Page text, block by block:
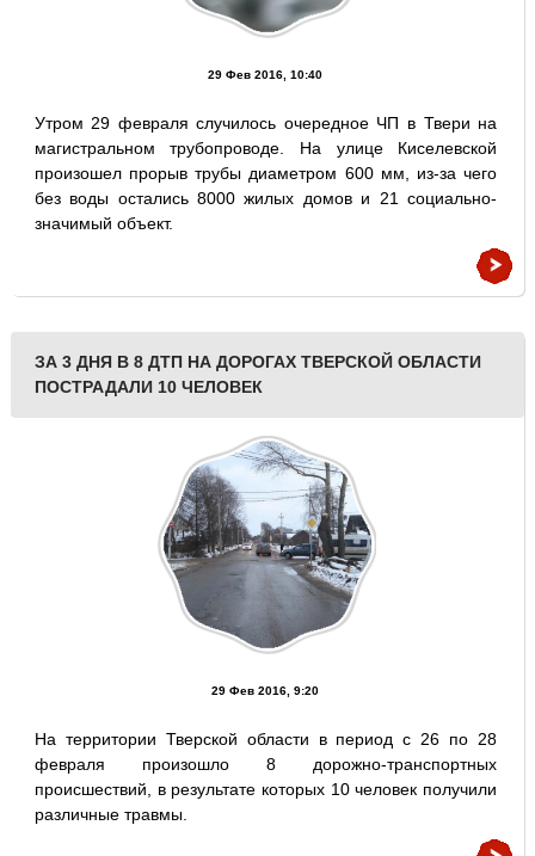
29 Фев 2016, 10:40
Утром 29 февраля случилось очередное ЧП в Твери на
магистральном трубопроводе. На улице Киселевской
произошел прорыв трубы диаметром 600 мм, из-за чего
без воды остались 8000 жилых домов и 21 социально-
значимый объект.
ЗА 3 ДНЯ В 8 ДТП НА ДОРОГАХ ТВЕРСКОЙ ОБЛАСТИ
ПОСТРАДАЛИ 10 ЧЕЛОВЕК
29 Фев 2016, 9:20
На территории Тверской области в период с 26 по 28
февраля произошло 8 дорожно-транспортных
происшествий, в результате которых 10 человек получили
различные травмы.